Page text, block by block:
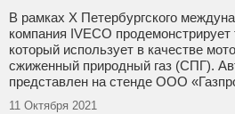
В рамках X Петербургского
компания IVECO продемонстрирует
который использует в качестве
сжиженный природный газ (СПГ).
представлен на стенде ООО
11 Октября 2021